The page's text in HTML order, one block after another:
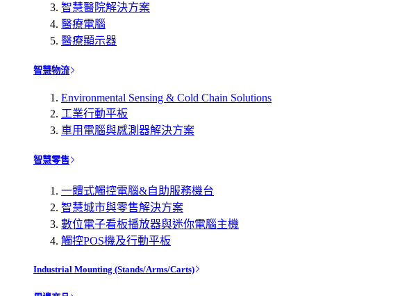
智慧醫院解決方案
醫療電腦
醫療顯示器
智慧物流
Environmental Sensing & Cold Chain Solutions
工業行動平板
車用電腦與感測器解決方案
智慧零售
一體式觸控電腦&自助服務機台
智慧城市與零售解決方案
數位電子看板播放器與迷你電腦主機
觸控POS機及行動平板
Industrial Mounting (Stands/Arms/Carts)